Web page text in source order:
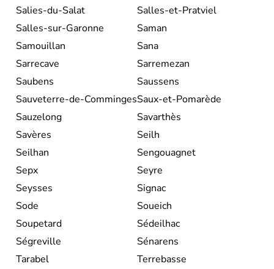
Salies-du-Salat
Salles-et-Pratviel
Salles-sur-Garonne
Saman
Samouillan
Sana
Sarrecave
Sarremezan
Saubens
Saussens
Sauveterre-de-CommingesSaux-et-Pomarède
Sauzelong
Savarthès
Savères
Seilh
Seilhan
Sengouagnet
Sepx
Seyre
Seysses
Signac
Sode
Soueich
Soupetard
Sédeilhac
Ségreville
Sénarens
Tarabel
Terrebasse